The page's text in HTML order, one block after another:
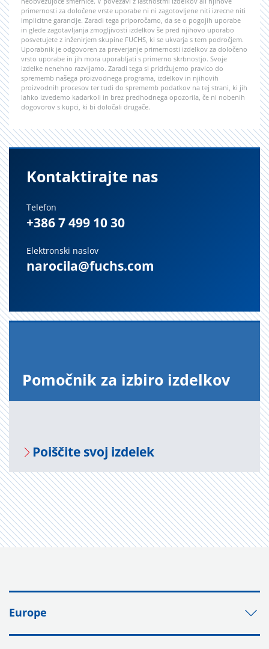
primernosti za določene vrste uporabe ni ni zagotovljene niti izrecne niti
implicitne garancije. Zaradi tega priporočamo, da se o pogojih uporabe
in glede zagotavljanja zmogljivosti izdelkov še pred njihovo uporabo
posvetujete z inženirjem skupine FUCHS, ki se ukvarja s tem področjem.
Uporabnik je odgovoren za preverjanje primernosti izdelkov za določeno
vrsto uporabe in jih mora uporabljati s primerno skrbnostjo. Svoje
izdelke nenehno razvijamo. Zaradi tega si pridržujemo pravico do
sprememb našega proizvodnega programa, izdelkov in njihovih
proizvodnih procesov ter tudi do sprememb podatkov na tej strani, ki jih
lahko izvedemo kadarkoli in brez predhodnega opozorila, če ni nobenih
dogovorov s kupci, ki bi določali drugače.
Kontaktirajte nas
Telefon
+386 7 499 10 30
Elektronski naslov
narocila@fuchs.com
Po­moč­nik za iz­bi­ro iz­del­kov
Po­i­šči­te svoj iz­de­lek
Europe